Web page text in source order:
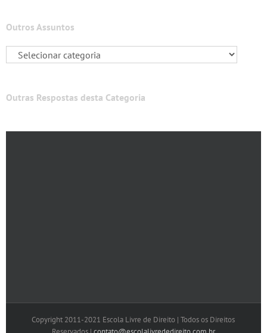
Outros Assuntos
Outras Respostas desta Categoria
Copyright 2011-2021 Escola Livre de Direito | Todos os Direitos